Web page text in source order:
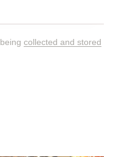
beingcollected and stored